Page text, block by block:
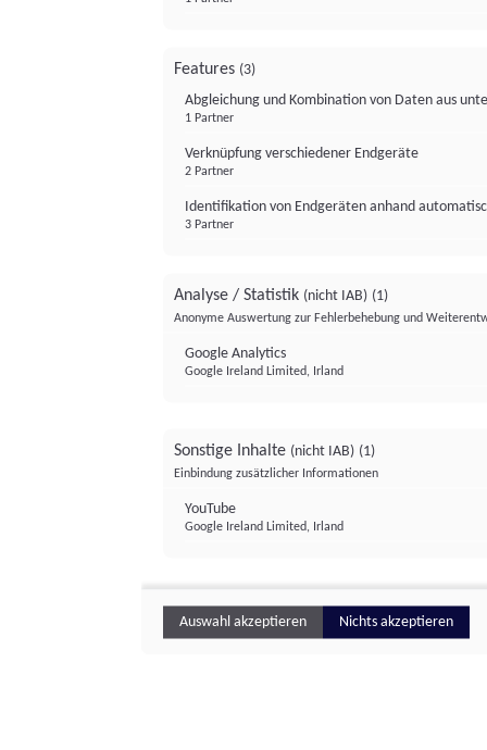
Features (3)
Abgleichung und Kombination von Daten aus
1 Partner
Verknüpfung verschiedener Endgeräte
2 Partner
Identifikation von Endgeräten anhand
3 Partner
Analyse / Statistik (nicht IAB) (1)
Anonyme Auswertung zur Fehlerbehebung und
Google Analytics
Google Ireland Limited, Irland
Sonstige Inhalte (nicht IAB) (1)
Einbindung zusätzlicher Informationen
YouTube
Google Ireland Limited, Irland
Auswahl akzeptieren Nichts akzeptieren